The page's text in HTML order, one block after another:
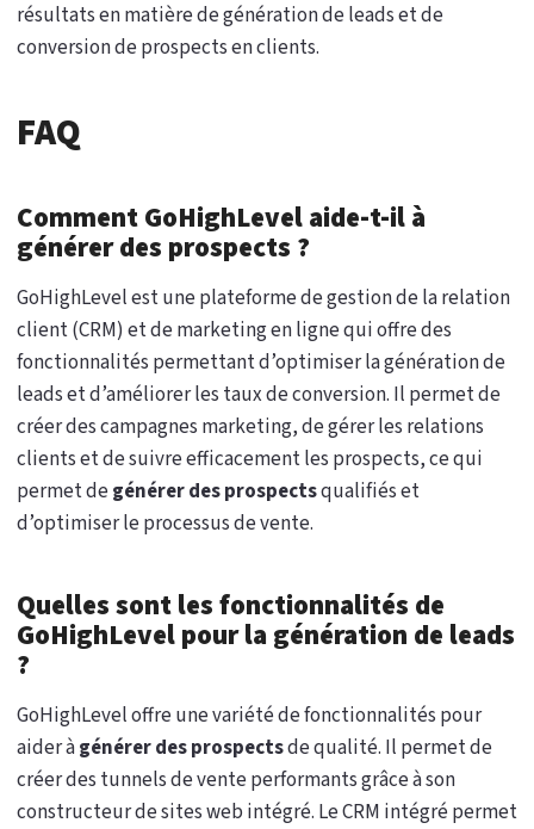
résultats en matière de génération de leads et de
conversion de prospects en clients.
FAQ
Comment GoHighLevel aide-t-il à
générer des prospects ?
GoHighLevel est une plateforme de gestion de la relation
client (CRM) et de marketing en ligne qui offre des
fonctionnalités permettant d’optimiser la génération de
leads et d’améliorer les taux de conversion. Il permet de
créer des campagnes marketing, de gérer les relations
clients et de suivre efficacement les prospects, ce qui
permet degénérer des prospectsqualifiés et
d’optimiser le processus de vente.
Quelles sont les fonctionnalités de
GoHighLevel pour la génération de leads
?
GoHighLevel offre une variété de fonctionnalités pour
aider àgénérer des prospectsde qualité. Il permet de
créer des tunnels de vente performants grâce à son
constructeur de sites web intégré. Le CRM intégré permet